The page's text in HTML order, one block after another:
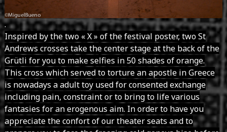
.
Inspired by the two « X » of the festival poster, two St
Andrews crosses take the center stage at the back of the
Grütli for you to make selfies in 50 shades of orange.
This cross which served to torture an apostle in Greece
is nowadays a adult toy used for consented exchange
including pain, constraint or to bring to life various
fantasies for an erogenous aim. In order to have you
appreciate the confort of our theater seats and to